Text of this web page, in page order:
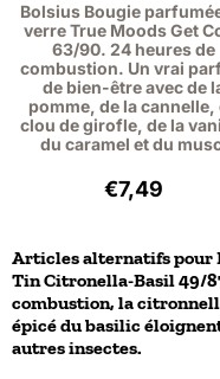
Bolsius Bougie
verre True Moods Get
63/90. 24 heures de
combustion. Un vrai
de bien-être avec de
pomme, de la cannelle,
clou de girofle, de la
du caramel et du
Prix: 7,49,
€7,49
Articles alternatifs pour
Tin Citronella-Basil 49/
combustion, la
épicé du basilic
autres insectes.